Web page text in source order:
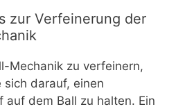
zur Verfeinerung der
Mechanik zu verfeinern,
sich darauf, einen
auf dem Ball zu halten. Ein